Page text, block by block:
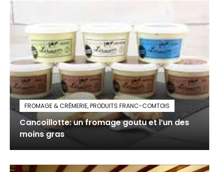
FROMAGE & CRÈMERIE,PRODUITS FRANC-COMTOIS
Cancoillotte: un fromage goutu et l’un des
moins gras